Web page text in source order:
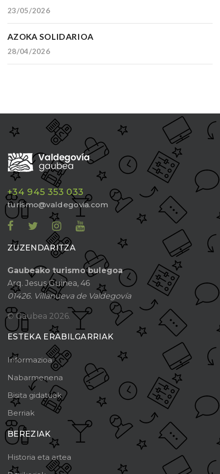
23/05/2026
AZOKA SOLIDARIOA
28/04/2026
+34 945 353 033
turismo@valdegovia.com
ZUZENDARITZA
Gaubeako turismo bulegoa
Arq. Jesus Guinea, 46
01426. Villanueva de Valdegovía
© Gaubea 2026.
ESTEKA ERABILGARRIAK
Informazioa
Nabarmenena
Bisita gidatuak
Berriak
BEREZIAK
Historia eta artea